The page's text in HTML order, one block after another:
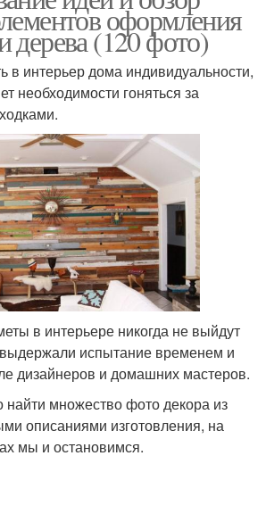
оформления
(120 фото)
в интерьер дома индивидуальности,
необходимости гоняться за
в интерьере никогда не выйдут
испытание временем и
дизайнеров и домашних мастеров.
множество фото декора из
описаниями изготовления, на
мы и остановимся.